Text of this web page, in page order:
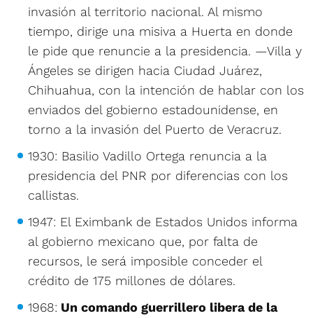
invasión al territorio nacional. Al mismo
tiempo, dirige una misiva a Huerta en donde
le pide que renuncie a la presidencia. —Villa y
Ángeles se dirigen hacia Ciudad Juárez,
Chihuahua, con la intención de hablar con los
enviados del gobierno estadounidense, en
torno a la invasión del Puerto de Veracruz.
1930: Basilio Vadillo Ortega renuncia a la
presidencia del PNR por diferencias con los
callistas.
1947: El Eximbank de Estados Unidos informa
al gobierno mexicano que, por falta de
recursos, le será imposible conceder el
crédito de 175 millones de dólares.
1968: Un comando guerrillero libera de la